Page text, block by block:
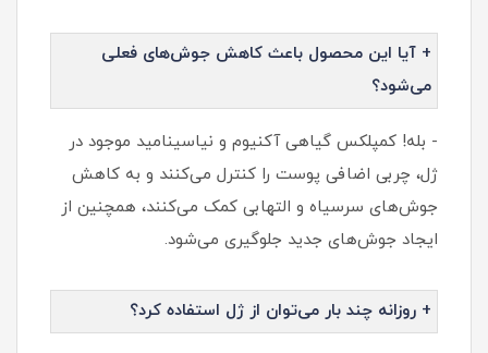
+ آیا این محصول باعث کاهش جوش‌های فعلی
می‌شود؟
- بله! کمپلکس گیاهی آکنیوم و نیاسینامید موجود در
ژل، چربی اضافی پوست را کنترل می‌کنند و به کاهش
جوش‌های سرسیاه و التهابی کمک می‌کنند، همچنین از
ایجاد جوش‌های جدید جلوگیری می‌شود.
+ روزانه چند بار می‌توان از ژل استفاده کرد؟